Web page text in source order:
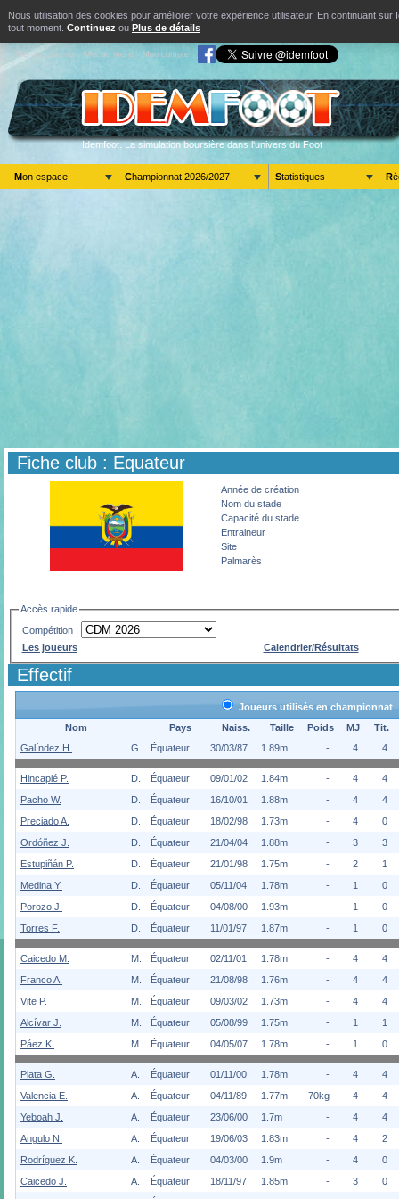
Nous utilisation des cookies pour améliorer votre expérience utilisateur. En continuant
tout moment. Continuez ou Plus de détails
Aller au contenu Aller au menu Mon compte
Idemfoot. La simulation boursière dans l'univers du Foot
Mon espace Championnat 2026/2027 Statistiques
Fiche club : Equateur
Année de création
Nom du stade
Capacité du stade
Entraineur
Site
Palmarès
Accès rapide
Compétition :
Les joueurs
Calendrier/Résultats
Effectif
Joueurs utilisés en championnat
Nom
Pays Naiss. Taille Poids MJ
Tit.
Galíndez H.
G. Équateur 30/03/87 1.89m - 4 4
Hincapié P. D. Équateur 09/01/02 1.84m - 4
4
Pacho W.
D. Équateur 16/10/01 1.88m - 4
4
Preciado A.
D. Équateur 18/02/98 1.73m - 4
0
Ordóñez J.
D. Équateur 21/04/04 1.88m - 3
3
Estupiñán P.
D. Équateur 21/01/98 1.75m - 2
1
Medina Y.
D. Équateur 05/11/04 1.78m - 1
0
Porozo J.
D. Équateur 04/08/00 1.93m - 1
0
Torres F.
D. Équateur 11/01/97 1.87m - 1 0
Caicedo M. M. Équateur 02/11/01 1.78m - 4
4
Franco A.
M. Équateur 21/08/98 1.76m - 4
4
Vite P.
M. Équateur 09/03/02 1.73m - 4
4
Alcívar J.
M. Équateur 05/08/99 1.75m - 1
1
Páez K.
M. Équateur 04/05/07 1.78m - 1 0
Plata G. A. Équateur 01/11/00 1.78m - 4
4
Valencia E.
A. Équateur 04/11/89 1.77m 70kg 4
4
Yeboah J.
A. Équateur 23/06/00 1.7m - 4
4
Angulo N.
A. Équateur 19/06/03 1.83m - 4
2
Rodríguez K.
A. Équateur 04/03/00 1.9m - 4
0
Caicedo J.
A. Équateur 18/11/97 1.85m - 3
0